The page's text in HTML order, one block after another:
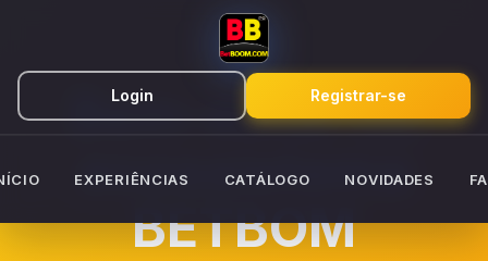
Login Registrar-se
EXPERIÊNCIAS CATÁLOGO NOVIDADES
Bem-estar no
ecossistema
BETBOM